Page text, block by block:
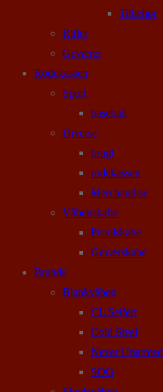
Tilbehør
Rifler
Geværer
Rodekassen
Sport
baseball
Diverse
brugt
rodekassen
Merchandise
Våbenskabe
Pistolskabe
Geværskabe
Brands
Blankvåben
CL Seifert
Cold Steel
Never Unarmed
SOG